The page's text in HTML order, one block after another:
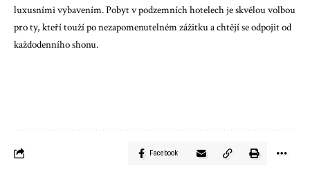
luxusními vybavením. Pobyt v podzemních hotelech je skvělou volbou
pro ty, kteří touží po nezapomenutelném zážitku a chtějí se odpojit od
každodenního shonu.
Facebook